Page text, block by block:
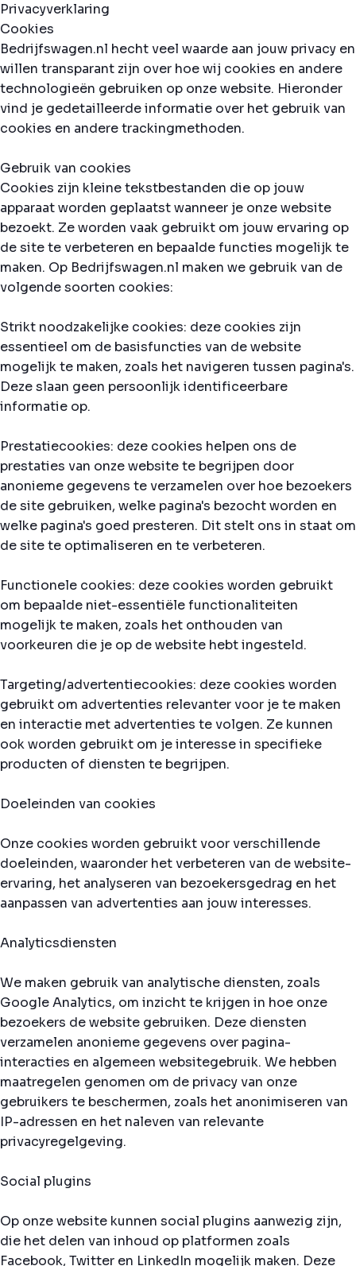
Privacyverklaring
Cookies
Bedrijfswagen.nl hecht veel waarde aan jouw privacy en
willen transparant zijn over hoe wij cookies en andere
technologieën gebruiken op onze website. Hieronder
vind je gedetailleerde informatie over het gebruik van
cookies en andere trackingmethoden.
Gebruik van cookies
Cookies zijn kleine tekstbestanden die op jouw
apparaat worden geplaatst wanneer je onze website
bezoekt. Ze worden vaak gebruikt om jouw ervaring op
de site te verbeteren en bepaalde functies mogelijk te
maken. Op Bedrijfswagen.nl maken we gebruik van de
volgende soorten cookies:
Strikt noodzakelijke cookies: deze cookies zijn
essentieel om de basisfuncties van de website
mogelijk te maken, zoals het navigeren tussen pagina's.
Deze slaan geen persoonlijk identificeerbare
informatie op.
Prestatiecookies: deze cookies helpen ons de
prestaties van onze website te begrijpen door
anonieme gegevens te verzamelen over hoe bezoekers
de site gebruiken, welke pagina's bezocht worden en
welke pagina's goed presteren. Dit stelt ons in staat om
de site te optimaliseren en te verbeteren.
Functionele cookies: deze cookies worden gebruikt
om bepaalde niet-essentiële functionaliteiten
mogelijk te maken, zoals het onthouden van
voorkeuren die je op de website hebt ingesteld.
Targeting/advertentiecookies: deze cookies worden
gebruikt om advertenties relevanter voor je te maken
en interactie met advertenties te volgen. Ze kunnen
ook worden gebruikt om je interesse in specifieke
producten of diensten te begrijpen.
Doeleinden van cookies
Onze cookies worden gebruikt voor verschillende
doeleinden, waaronder het verbeteren van de website-
ervaring, het analyseren van bezoekersgedrag en het
aanpassen van advertenties aan jouw interesses.
Analyticsdiensten
We maken gebruik van analytische diensten, zoals
Google Analytics, om inzicht te krijgen in hoe onze
bezoekers de website gebruiken. Deze diensten
verzamelen anonieme gegevens over pagina-
interacties en algemeen websitegebruik. We hebben
maatregelen genomen om de privacy van onze
gebruikers te beschermen, zoals het anonimiseren van
IP-adressen en het naleven van relevante
privacyregelgeving.
Social plugins
Op onze website kunnen social plugins aanwezig zijn,
die het delen van inhoud op platformen zoals
Facebook, Twitter en LinkedIn mogelijk maken. Deze